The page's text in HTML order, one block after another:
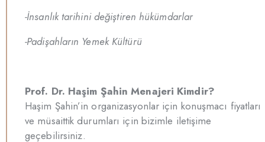
-İnsanlık tarihini değiştiren hükümdarlar
-Padişahların Yemek Kültürü
Prof. Dr. Haşim Şahin Menajeri Kimdir?
Haşim Şahin’in organizasyonlar için konuşmacı fiyatları
ve müsaittik durumları için bizimle iletişime
geçebilirsiniz.